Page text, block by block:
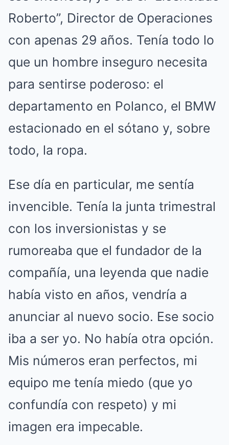
Roberto”, Director de Operaciones
con apenas 29 años. Tenía todo lo
que un hombre inseguro necesita
para sentirse poderoso: el
departamento en Polanco, el BMW
estacionado en el sótano y, sobre
todo, la ropa.
Ese día en particular, me sentía
invencible. Tenía la junta trimestral
con los inversionistas y se
rumoreaba que el fundador de la
compañía, una leyenda que nadie
había visto en años, vendría a
anunciar al nuevo socio. Ese socio
iba a ser yo. No había otra opción.
Mis números eran perfectos, mi
equipo me tenía miedo (que yo
confundía con respeto) y mi
imagen era impecable.